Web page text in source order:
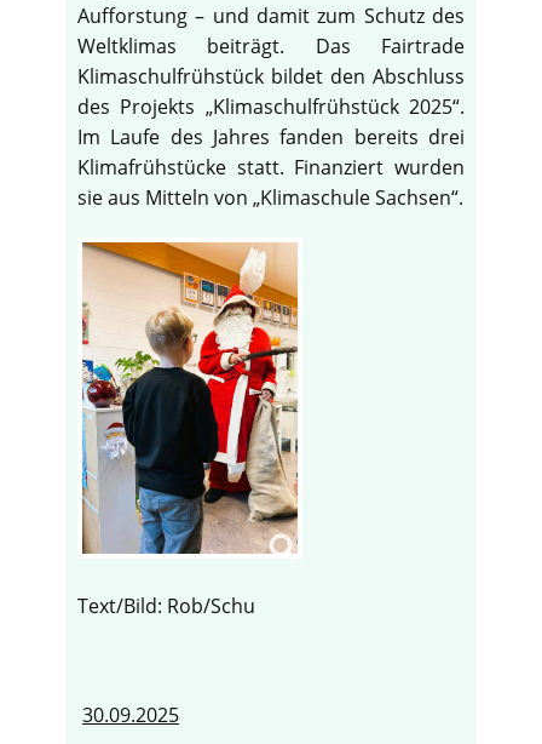
Aufforstung – und damit zum Schutz des
Weltklimas beiträgt. Das Fairtrade
Klimaschulfrühstück bildet den Abschluss
des Projekts „Klimaschulfrühstück 2025“.
Im Laufe des Jahres fanden bereits drei
Klimafrühstücke statt. Finanziert wurden
sie aus Mitteln von „Klimaschule Sachsen“.
Text/Bild: Rob/Schu
30.09.2025